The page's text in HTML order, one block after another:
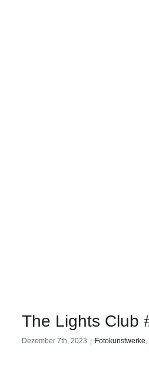
The Lights Club
Dezember 7th, 2023 | Fotokunstwerke,